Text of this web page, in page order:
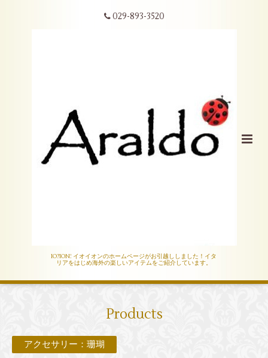
029-893-3520
IO?ION! イオイオンのホームページがお引越ししました！イタ
リアをはじめ海外の楽しいアイテムをご紹介しています。
Products
アクセサリー：珊瑚